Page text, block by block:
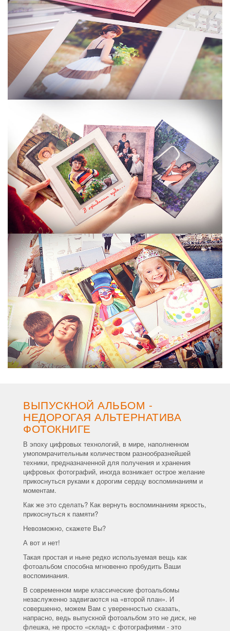
ВЫПУСКНОЙ АЛЬБОМ -
НЕДОРОГАЯ АЛЬТЕРНАТИВА
ФОТОКНИГЕ
В эпоху цифровых технологий, в мире, наполненном
умопомрачительным количеством разнообразнейшей
техники, предназначенной для получения и хранения
цифровых фотографий, иногда возникает острое желание
прикоснуться руками к дорогим сердцу воспоминаниям и
моментам.
Как же это сделать? Как вернуть воспоминаниям яркость,
прикоснуться к памяти?
Невозможно, скажете Вы?
А вот и нет!
Такая простая и ныне редко используемая вещь как
фотоальбом способна мгновенно пробудить Ваши
воспоминания.
В современном мире классические фотоальбомы
незаслуженно задвигаются на «второй план». И
совершенно, можем Вам с уверенностью сказать,
напрасно, ведь выпускной фотоальбом это не диск, не
флешка, не просто «склад» с фотографиями - это